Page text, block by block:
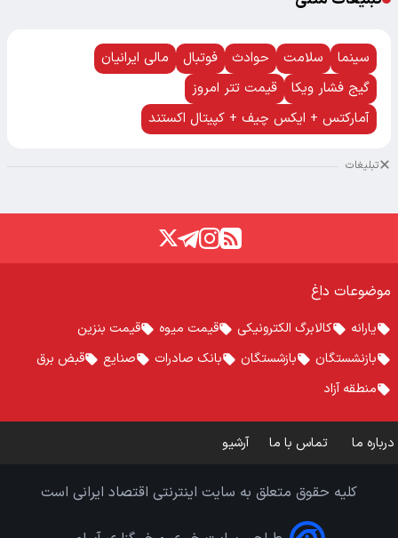
سینما سلامت حوادث فوتبال
مالی ایرانیان
گیج فشار ویکا
قیمت تتر امروز
آمارکتس + ایکس چیف + کپیتال اکستند
تبلیغات
موضوعات داغ
یارانه کالابرگ الکترونیکی قیمت میوه
قیمت بنزین
بازنشستگان
بازشستگان بانک صادرات صنایع
قبض برق
منطقه آزاد
درباره ما تماس با ما آرشیو
کلیه حقوق متعلق به سایت اینترنتی اقتصاد ایرانی است